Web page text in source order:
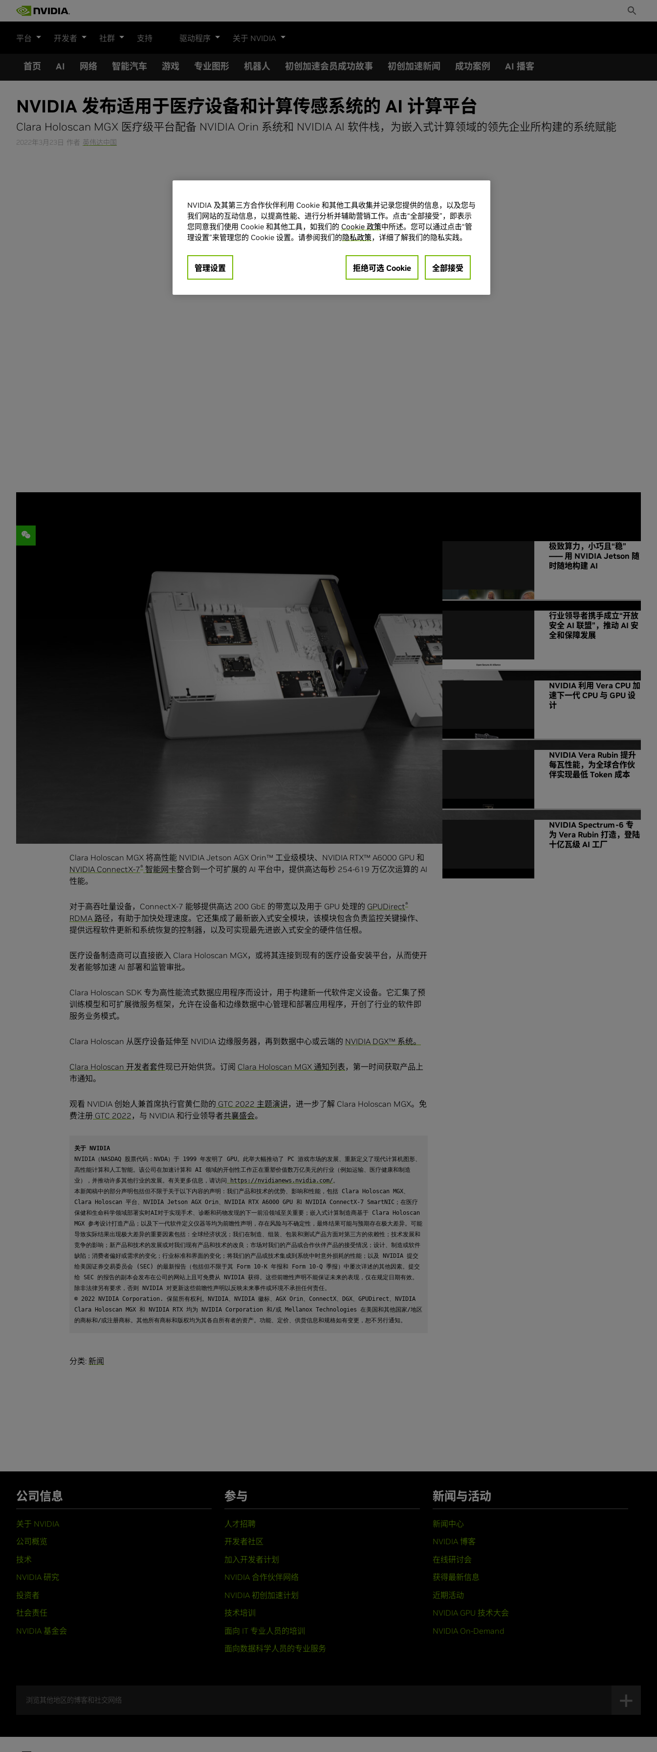
Toggle
Search
平台 开发者 社群 支持 驱动程序 关于 NVIDIA
首页 AI 网络 智能汽车 游戏 专业图形 机器人 初创加速会员成功故事 初创加速新闻 成功案例 AI 播客
NVIDIA 发布适用于医疗设备和计算传感系统的 AI 计算平台
Clara Holoscan MGX 医疗级平台配备 NVIDIA Orin 系统和 NVIDIA AI 软件栈，为嵌入式计算领域的领先企业所构建的系统赋能
2022年3月23日 作者 英伟达中国
Clara Holoscan MGX 能够扩展
，提供一体化的医疗级参考架构以及长期软件支
持，以加速医疗设备行业的创新。它通过处理高吞吐量数据流来提供实时洞见，将最新的传感器创新带
到了边缘计算。从机器人手术到研究生物学的新方法，外科医生和科学家需要医疗设备逐步发展成为持
续传感系统，进而更好地推动疾病的研究和治疗。
NVIDIA 医疗健康业务副总裁 Kimberly Powell 表示：“在医疗健康和生命科学领域部署实时 AI 对推动手
术、诊断和药物研发的下一轮前沿创新至关重要。Clara Holoscan MGX 凭借其 AI、加速计算和高级可
视化的独特组合，加速了 AI 产品化，并为医疗设备行业提供软件即服务业务模式。”
作为 Clara Holoscan MGX 的一部分，NVIDIA 提供基于长使用寿命 NVIDIA 组件的硬件参考设计，以及
10 年的长期软件支持，包括针对软件的 IEC62304 文档，以及来自嵌入式计算合作伙伴的 IEC60601 认
Clara Holoscan MGX 将高性能 NVIDIA Jetson AGX Orin™ 工业级模块、NVIDIA RTX™ A6000 GPU 和
NVIDIA ConnectX-7® 智能网卡整合到一个可扩展的 AI 平台中，提供高达每秒 254-619 万亿次运算的 AI
性能。
对于高吞吐量设备，ConnectX-7 能够提供高达 200 GbE 的带宽以及用于 GPU 处理的 GPUDirect®
RDMA 路径，有助于加快处理速度。它还集成了最新嵌入式安全模块，该模块包含负责监控关键操作、
提供远程软件更新和系统恢复的控制器，以及可实现最先进嵌入式安全的硬件信任根。
医疗设备制造商可以直接嵌入 Clara Holoscan MGX，或将其连接到现有的医疗设备安装平台，从而使开
发者能够加速 AI 部署和监管审批。
Clara Holoscan SDK 专为高性能流式数据应用程序而设计，用于构建新一代软件定义设备。它汇集了预
训练模型和可扩展微服务框架，允许在设备和边缘数据中心管理和部署应用程序，开创了行业的软件即
服务业务模式。
Clara Holoscan 从医疗设备延伸至 NVIDIA 边缘服务器，再到数据中心或云端的 NVIDIA DGX™ 系统。
Clara Holoscan 开发者套件现已开始供货。订阅 Clara Holoscan MGX 通知列表，第一时间获取产品上
市通知。
观看 NVIDIA 创始人兼首席执行官黄仁勋的 GTC 2022 主题演讲，进一步了解 Clara Holoscan MGX。免
费注册 GTC 2022，与 NVIDIA 和行业领导者共襄盛会。
NVIDIA（NASDAQ 股票代码：NVDA）于 1999 年发明了 GPU。此举大幅推动了 PC 游戏市场的发展、重新定义了现代计算机图形、
高性能计算和人工智能。该公司在加速计算和 AI 领域的开创性工作正在重塑价值数万亿美元的行业（例如运输、医疗健康和制造
业），并推动许多其他行业的发展。有关更多信息，请访问 https://nvidianews.nvidia.com/ 。
本新闻稿中的部分声明包括但不限于关于以下内容的声明：我们产品和技术的优势、影响和性能，包括 Clara Holoscan MGX、
Clara Holoscan 平台、NVIDIA Jetson AGX Orin、NVIDIA RTX A6000 GPU 和 NVIDIA ConnectX-7 SmartNIC；在医疗
保健和生命科学领域部署实时AI对于实现手术、诊断和药物发现的下一前沿领域至关重要；嵌入式计算制造商基于 Clara Holoscan
MGX 参考设计打造产品；以及下一代软件定义仪器等均为前瞻性声明，存在风险与不确定性，最终结果可能与预期存在极大差异。可能
导致实际结果出现极大差异的重要因素包括：全球经济状况；我们在制造、组装、包装和测试产品方面对第三方的依赖性；技术发展和
竞争的影响；新产品和技术的发展或对我们现有产品和技术的改良；市场对我们的产品或合作伙伴产品的接受情况；设计、制造或软件
缺陷；消费者偏好或需求的变化；行业标准和界面的变化；将我们的产品或技术集成到系统中时意外损耗的性能；以及 NVIDIA 提交
给美国证券交易委员会 (SEC) 的最新报告（包括但不限于其 Form 10-K 年报和 Form 10-Q 季报）中屡次详述的其他因素。提交
给 SEC 的报告的副本会发布在公司的网站上且可免费从 NVIDIA 获得。这些前瞻性声明不能保证未来的表现，仅在规定日期有效。
除非法律另有要求，否则 NVIDIA 对更新这些前瞻性声明以反映未来事件或环境不承担任何责任。
© 2022 NVIDIA Corporation. 保留所有权利。NVIDIA、NVIDIA 徽标、AGX Orin、ConnectX、DGX、GPUDirect、NVIDIA
Clara Holoscan MGX 和 NVIDIA RTX 均为 NVIDIA Corporation 和/或 Mellanox Technologies 在美国和其他国家/地区
的商标和/或注册商标。其他所有商标和版权均为其各自所有者的资产。功能、定价、供货信息和规格如有变更，恕不另行通知。
分类: 新闻
极致算力，小巧且“稳”
—— 用 NVIDIA Jetson 随
时随地构建 AI
行业领导者携手成立“开放
安全 AI 联盟”，推动 AI 安
全和保障发展
NVIDIA 利用 Vera CPU 加
速下一代 CPU 与 GPU 设
计
NVIDIA Vera Rubin 提升
每瓦性能，为全球合作伙
伴实现最低 Token 成本
NVIDIA Spectrum-6 专
为 Vera Rubin 打造，登陆
十亿瓦级 AI 工厂
公司信息
关于 NVIDIA
公司概览
技术
NVIDIA 研究
投资者
社会责任
NVIDIA 基金会
参与
人才招聘
开发者社区
加入开发者计划
NVIDIA 合作伙伴网络
NVIDIA 初创加速计划
技术培训
面向 IT 专业人员的培训
面向数据科学人员的专业服务
新闻与活动
新闻中心
NVIDIA 博客
在线研讨会
获得最新信息
近期活动
NVIDIA GPU 技术大会
NVIDIA On-Demand
浏览其他地区的博客和社交网络
NVIDIA 及其第三方合作伙伴利用 Cookie 和其他工具收集并记录您提供的信息，以及您与
我们网站的互动信息，以提高性能、进行分析并辅助营销工作。点击“全部接受”，即表示
您同意我们使用 Cookie 和其他工具，如我们的 Cookie 政策中所述。您可以通过点击“管
理设置”来管理您的 Cookie 设置。请参阅我们的隐私政策，详细了解我们的隐私实践。
管理设置 拒绝可选 Cookie 全部接受